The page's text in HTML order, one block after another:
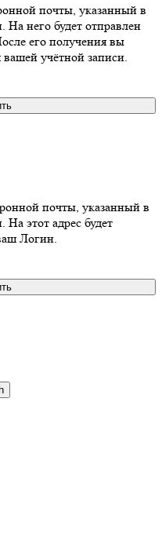
почты, указанный в
На него будет отправлен
его получения вы
учётной записи.
почты, указанный в
На этот адрес будет
Логин.